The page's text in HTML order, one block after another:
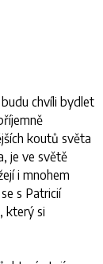
chvíli bydlet
koutů světa
je ve světě
i mnohem
s Patricií
který si